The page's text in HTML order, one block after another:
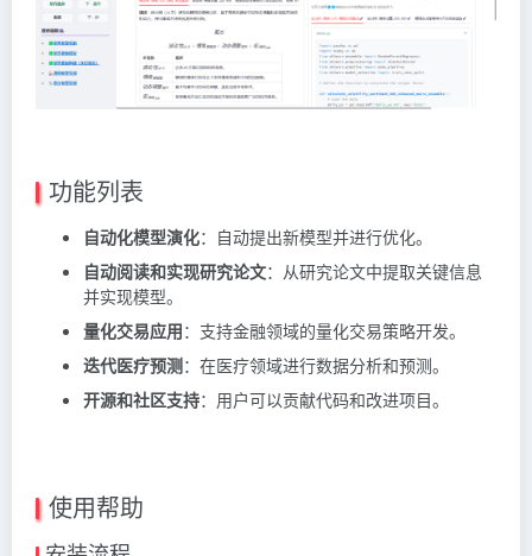
功能列表
自动化模型演化：自动提出新模型并进行优化。
自动阅读和实现研究论文：从研究论文中提取关键信息
并实现模型。
量化交易应用：支持金融领域的量化交易策略开发。
迭代医疗预测：在医疗领域进行数据分析和预测。
开源和社区支持：用户可以贡献代码和改进项目。
使用帮助